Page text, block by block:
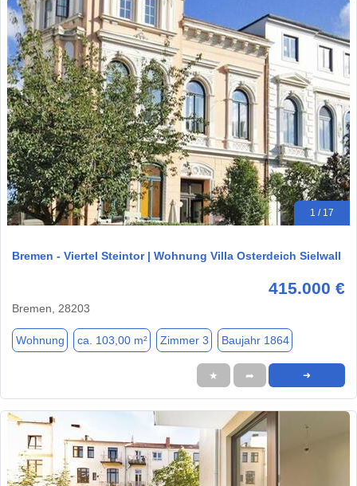
1 / 17
Bremen - Viertel Steintor | Wohnung Villa Osterdeich Sielwall
415.000 €
Bremen, 28203
Wohnung ca. 103,00 m² Zimmer 3 Baujahr 1864
★ ➦ ➜